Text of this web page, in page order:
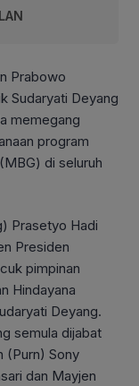
Prabowo
Sudaryati Deyang
memegang
program
di seluruh
Prasetyo Hadi
Presiden
pimpinan
Hindayana
Deyang.
semula dijabat
(Purn) Sony
dan Mayjen